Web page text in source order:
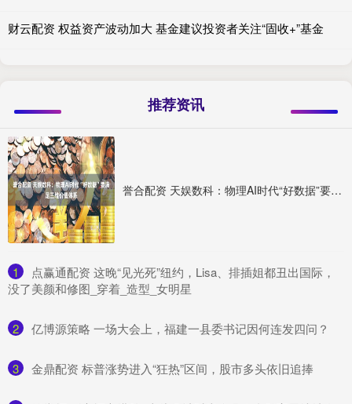
财云配资 权益资产波动加大 基金建议投资者关注“固收+”基金
推荐资讯
誉合配资 天娱数科：物理AI时代“好数据”要满足三维价值体系
1
​点赢通配资 这晚“见光死”纽约，Lisa、排插姐都丑出国际，
没了美颜和修图_穿着_造型_女明星
2 ​亿博源策略 一场大会上，福建一县委书记因何连发四问？
3 ​金鼎配资 标普涨势进入“狂热”区间，股市多头依旧追捧